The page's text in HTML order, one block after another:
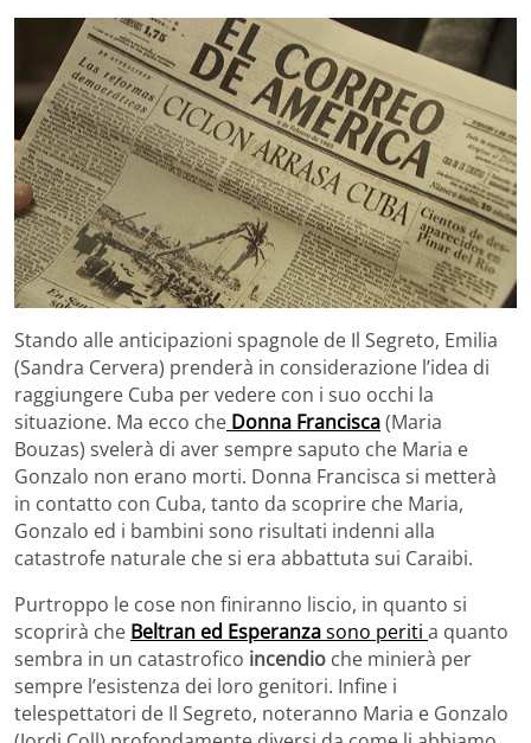
Stando alle anticipazioni spagnole de Il Segreto, Emilia
(Sandra Cervera) prenderà in considerazione l’idea di
raggiungere Cuba per vedere con i suo occhi la
situazione. Ma ecco che Donna Francisca(Maria
Bouzas) svelerà di aver sempre saputo che Maria e
Gonzalo non erano morti. Donna Francisca si metterà
in contatto con Cuba, tanto da scoprire che Maria,
Gonzalo ed i bambini sono risultati indenni alla
catastrofe naturale che si era abbattuta sui Caraibi.
Purtroppo le cose non finiranno liscio, in quanto si
scoprirà che Beltran ed Esperanzasono periti a quanto
sembra in un catastrofico incendio che minierà per
sempre l’esistenza dei loro genitori. Infine i
telespettatori de Il Segreto, noteranno Maria e Gonzalo